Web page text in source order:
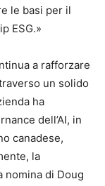
le basi per il
ESG.»
a rafforzare
un solido
ha
dell’AI, in
canadese,
la
nomina di Doug